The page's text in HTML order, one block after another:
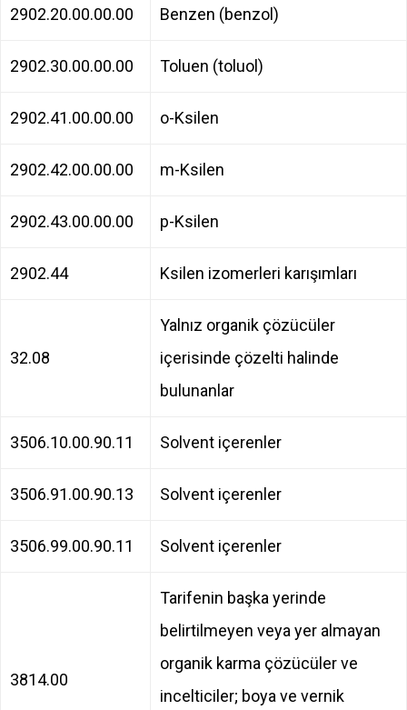
2902.20.00.00.00 Benzen (benzol)
2902.30.00.00.00 Toluen (toluol)
2902.41.00.00.00 o-Ksilen
2902.42.00.00.00 m-Ksilen
2902.43.00.00.00 p-Ksilen
2902.44 Ksilen izomerleri karışımları
32.08
Yalnız organik çözücüler
içerisinde çözelti halinde
bulunanlar
3506.10.00.90.11 Solvent içerenler
3506.91.00.90.13 Solvent içerenler
3506.99.00.90.11 Solvent içerenler
3814.00
Tarifenin başka yerinde
belirtilmeyen veya yer almayan
organik karma çözücüler ve
incelticiler; boya ve vernik